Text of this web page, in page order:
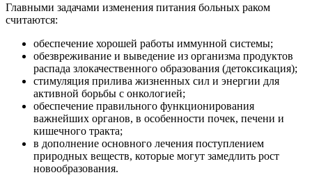
Главными задачами изменения питания больных раком
считаются:
обеспечение хорошей работы иммунной системы;
обезвреживание и выведение из организма продуктов
распада злокачественного образования (детоксикация);
стимуляция прилива жизненных сил и энергии для
активной борьбы с онкологией;
обеспечение правильного функционирования
важнейших органов, в особенности почек, печени и
кишечного тракта;
в дополнение основного лечения поступлением
природных веществ, которые могут замедлить рост
новообразования.